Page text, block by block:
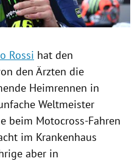
Rossi hat den
den Ärzten die
Heimrennen in
Weltmeister
beim Motocross-Fahren
im Krankenhaus
aber in